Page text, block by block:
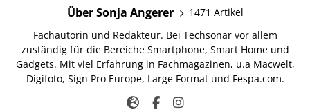
Über Sonja Angerer
1471 Artikel
Fachautorin und Redakteur. Bei Techsonar vor allem
zuständig für die Bereiche Smartphone, Smart Home und
Gadgets. Mit viel Erfahrung in Fachmagazinen, u.a Macwelt,
Digifoto, Sign Pro Europe, Large Format und Fespa.com.